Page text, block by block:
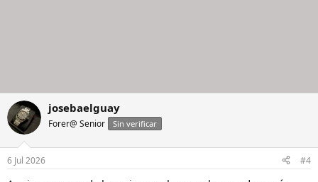
josebaelguay
Forer@ Senior Sin verificar
6 Jul 2026 #4